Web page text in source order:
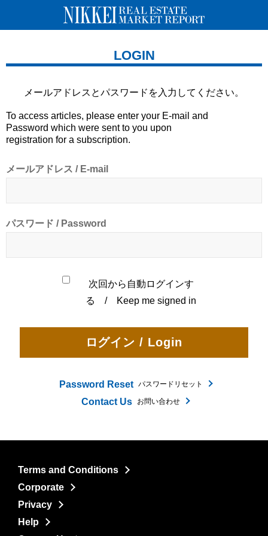
LOGIN
メールアドレスとパスワードを 入力してください。
To access articles, please enter your E-mail and
Password which were sent to you upon
registration for a subscription.
メールアドレス / E-mail
パスワード / Password
次回から自動ログインす
る / Keep me signed in
Password Reset パスワードリセット
Contact Us お問い合わせ
Terms and Conditions
Corporate
Privacy
Help